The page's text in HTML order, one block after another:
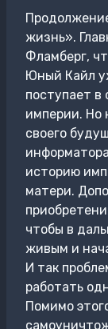
жизнь».
Фламберг,
Юный Кайл
поступает
империи. Но
своего
историю
матери.
чтобы в
живым и
И так
работать
Помимо